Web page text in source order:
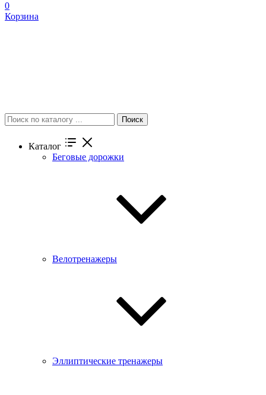
0
Корзина
Поиск
Каталог
Беговые дорожки
Велотренажеры
Эллиптические тренажеры